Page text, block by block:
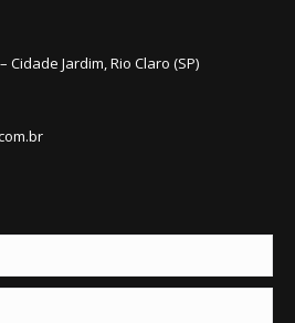
– Cidade Jardim, Rio Claro (SP)